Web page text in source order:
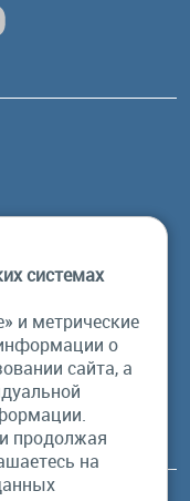
корп 1
системах
и метрические
о
сайта, а
продолжая
на